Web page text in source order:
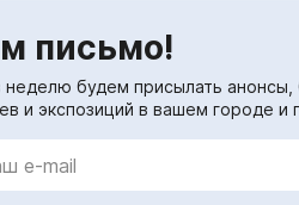
письмо!
неделю будем присылать анонсы,
и экспозиций в вашем городе и